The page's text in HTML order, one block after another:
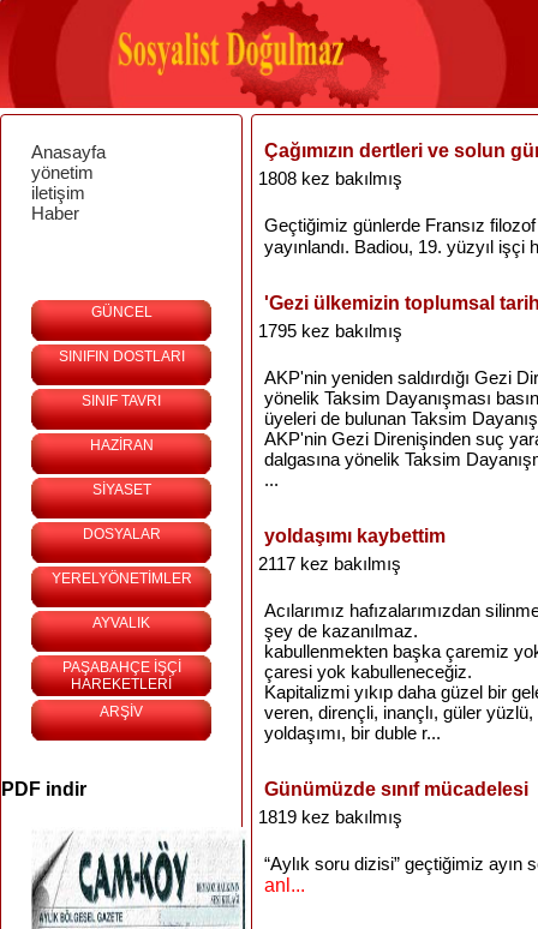
Anasayfa
yönetim
iletişim
Haber
GÜNCEL
SINIFIN DOSTLARI
SINIF TAVRI
HAZİRAN
SİYASET
DOSYALAR
YERELYÖNETİMLER
AYVALIK
PAŞABAHÇE İŞÇİ
HAREKETLERİ
ARŞİV
PDF indir
Çağımızın dertleri ve solun
1808 kez bakılmış
Geçtiğimiz günlerde Fransız
yayınlandı. Badiou, 19. yüzyıl
'Gezi ülkemizin toplumsal
1795 kez bakılmış
AKP'nin yeniden saldırdığı Gezi
yönelik Taksim Dayanışması
üyeleri de bulunan Taksim
AKP'nin Gezi Direnişinden suç
dalgasına yönelik Taksim
...
yoldaşımı kaybettim
2117 kez bakılmış
Acılarımız hafızalarımızdan
şey de kazanılmaz.
kabullenmekten başka çaremiz
çaresi yok kabulleneceğiz.
Kapitalizmi yıkıp daha güzel bir
veren, dirençli, inançlı, güler
yoldaşımı, bir duble r...
Günümüzde sınıf mücadelesi
1819 kez bakılmış
“Aylık soru dizisi” geçtiğimiz ayın
anl...